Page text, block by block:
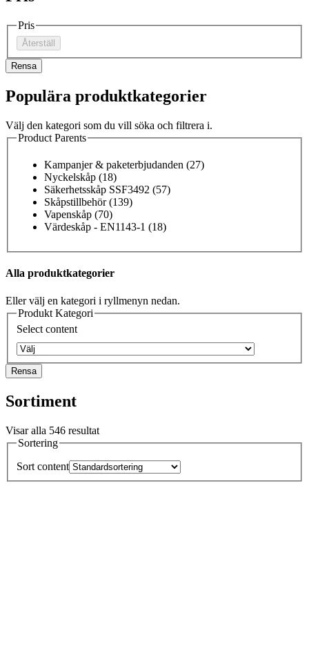
Pris
Återställ
Rensa
Populära produktkategorier
Välj den kategori som du vill söka och filtrera i.
Product Parents
Kampanjer & paketerbjudanden (27)
Nyckelskåp (18)
Säkerhetsskåp SSF3492 (57)
Skåpstillbehör(139)
Vapenskåp (70)
Värdeskåp - EN1143-1 (18)
Alla produktkategorier
Eller välj en kategori i ryllmenyn nedan.
Produkt Kategori
Select content
Rensa
Sortiment
Visar alla 546 resultat
Sortering
Sort content